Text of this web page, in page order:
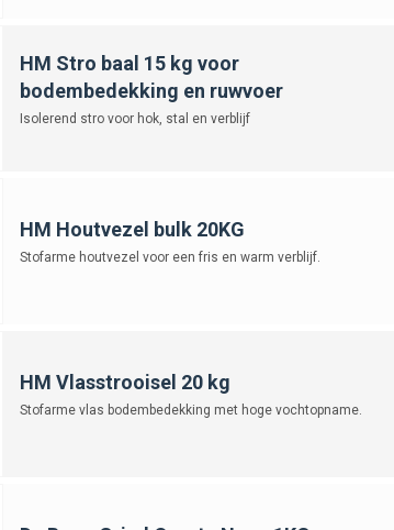
HM Stro baal 15 kg voor
bodembedekking en ruwvoer
Isolerend stro voor hok, stal en verblijf
HM Houtvezel bulk 20KG
Stofarme houtvezel voor een fris en warm verblijf.
HM Vlasstrooisel 20 kg
Stofarme vlas bodembedekking met hoge vochtopname.